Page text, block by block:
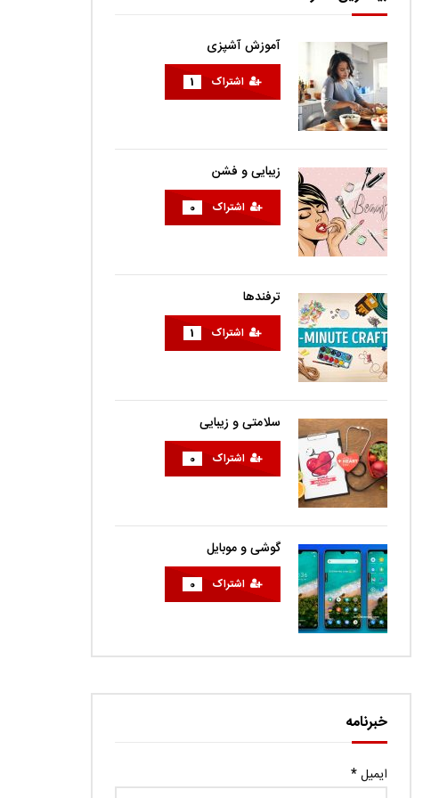
آموزش آشپزی
اشتراک 1
زیبایی و فشن
اشتراک 0
ترفندها
اشتراک 1
سلامتی و زیبایی
اشتراک 0
گوشی و موبایل
اشتراک 0
خبرنامه
ایمیل*